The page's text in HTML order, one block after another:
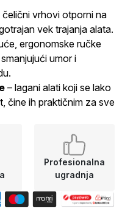
čelični vrhovi otporni na
vek trajanja alata.
ergonomske ručke
umor i
– lagani alati koji se lako
čine ih praktičnim za sve
Profesionalna
ugradnja